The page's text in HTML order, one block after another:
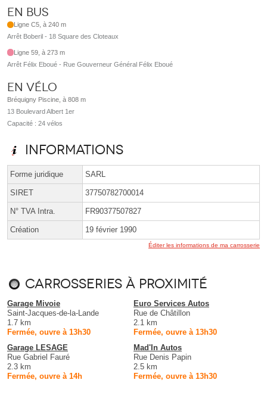
En bus
Ligne C5, à 240 m
Arrêt Boberil - 18 Square des Cloteaux
Ligne 59, à 273 m
Arrêt Félix Eboué - Rue Gouverneur Général Félix Eboué
En vélo
Bréquigny Piscine, à 808 m
13 Boulevard Albert 1er
Capacité : 24 vélos
Informations
Forme juridique SARL
SIRET 37750782700014
N° TVA Intra. FR90377507827
Création 19 février 1990
Éditer les informations de ma carrosserie
Carrosseries à proximité
Garage Mivoie
Saint-Jacques-de-la-Lande
1.7 km
Fermée, ouvre à 13h30
Euro Services Autos
Rue de Châtillon
2.1 km
Fermée, ouvre à 13h30
Garage LESAGE
Rue Gabriel Fauré
2.3 km
Fermée, ouvre à 14h
Mad'In Autos
Rue Denis Papin
2.5 km
Fermée, ouvre à 13h30